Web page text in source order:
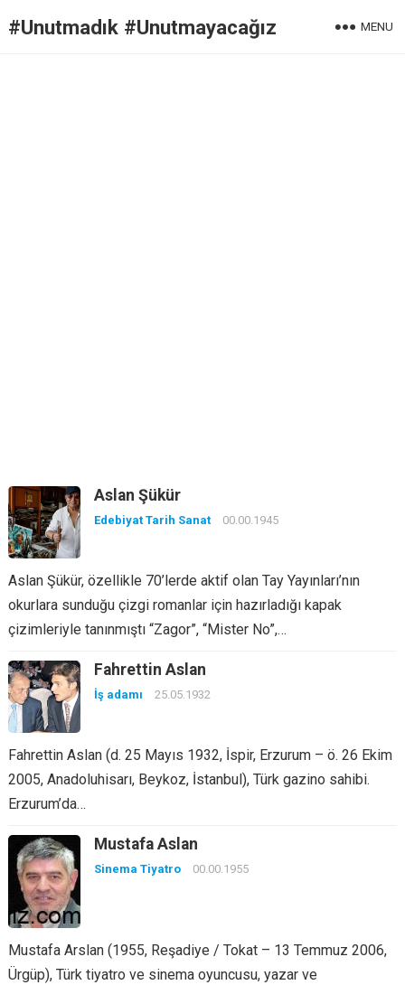
#Unutmadık #Unutmayacağız MENU
Aslan Şükür
Edebiyat Tarih Sanat 00.00.1945
Aslan Şükür, özellikle 70’lerde aktif olan Tay Yayınları’nın
okurlara sunduğu çizgi romanlar için hazırladığı kapak
çizimleriyle tanınmıştı “Zagor”, “Mister No”,…
Fahrettin Aslan
İş adamı 25.05.1932
Fahrettin Aslan (d. 25 Mayıs 1932, İspir, Erzurum – ö. 26 Ekim
2005, Anadoluhisarı, Beykoz, İstanbul), Türk gazino sahibi.
Erzurum’da…
Mustafa Aslan
Sinema Tiyatro 00.00.1955
Mustafa Arslan (1955, Reşadiye / Tokat – 13 Temmuz 2006,
Ürgüp), Türk tiyatro ve sinema oyuncusu, yazar ve